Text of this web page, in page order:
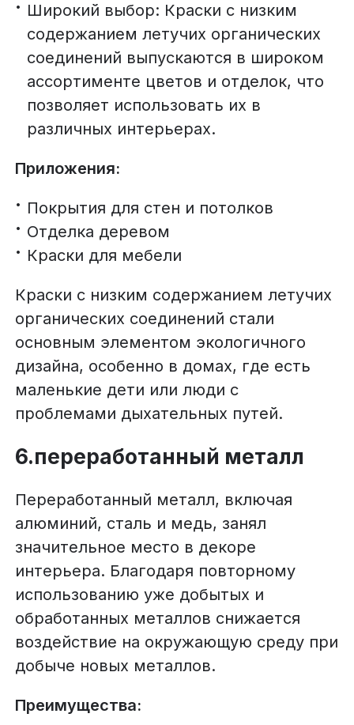
Широкий выбор: Краски с низким
содержанием летучих органических
соединений выпускаются в широком
ассортименте цветов и отделок, что
позволяет использовать их в
различных интерьерах.
Приложения:
Покрытия для стен и потолков
Отделка деревом
Краски для мебели
Краски с низким содержанием летучих
органических соединений стали
основным элементом экологичного
дизайна, особенно в домах, где есть
маленькие дети или люди с
проблемами дыхательных путей.
6.переработанный металл
Переработанный металл, включая
алюминий, сталь и медь, занял
значительное место в декоре
интерьера. Благодаря повторному
использованию уже добытых и
обработанных металлов снижается
воздействие на окружающую среду при
добыче новых металлов.
Преимущества: